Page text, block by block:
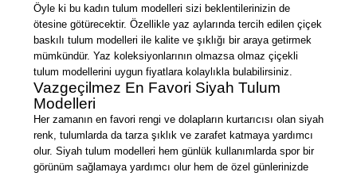
Öyle ki bu kadın tulum modelleri sizi beklentilerinizin de
ötesine götürecektir. Özellikle yaz aylarında tercih edilen çiçek
baskılı tulum modelleri ile kalite ve şıklığı bir araya getirmek
mümkündür. Yaz koleksiyonlarının olmazsa olmaz çiçekli
tulum modellerini uygun fiyatlara kolaylıkla bulabilirsiniz.
Vazgeçilmez En Favori Siyah Tulum
Modelleri
Her zamanın en favori rengi ve dolapların kurtarıcısı olan siyah
renk, tulumlarda da tarza şıklık ve zarafet katmaya yardımcı
olur. Siyah tulum modelleri hem günlük kullanımlarda spor bir
görünüm sağlamaya yardımcı olur hem de özel günlerinizde